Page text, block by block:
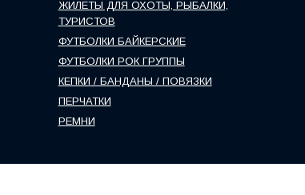
ЖИЛЕТЫ ДЛЯ ОХОТЫ, РЫБАЛКИ,
ТУРИСТОВ
ФУТБОЛКИ БАЙКЕРСКИЕ
ФУТБОЛКИ РОК ГРУППЫ
КЕПКИ / БАНДАНЫ / ПОВЯЗКИ
ПЕРЧАТКИ
РЕМНИ